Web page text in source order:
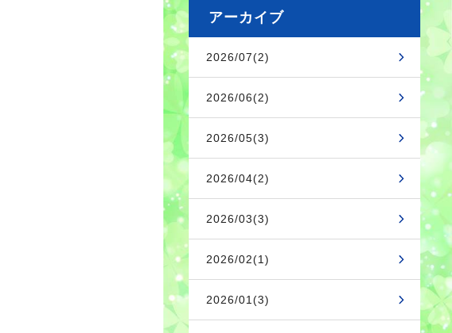
アーカイブ
2026/07(2)
2026/06(2)
2026/05(3)
2026/04(2)
2026/03(3)
2026/02(1)
2026/01(3)